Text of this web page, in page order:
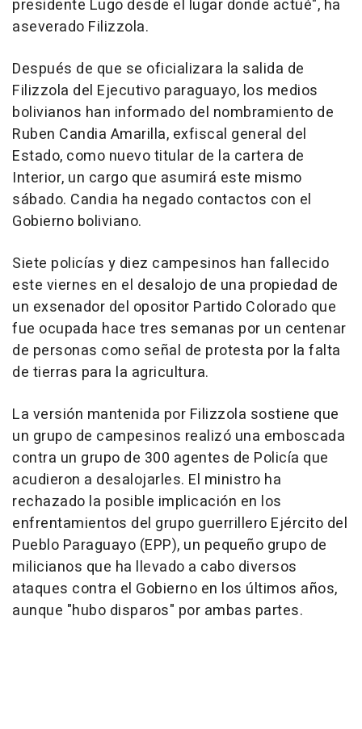
presidente Lugo desde el lugar donde actué", ha
aseverado Filizzola.
Después de que se oficializara la salida de
Filizzola del Ejecutivo paraguayo, los medios
bolivianos han informado del nombramiento de
Ruben Candia Amarilla, exfiscal general del
Estado, como nuevo titular de la cartera de
Interior, un cargo que asumirá este mismo
sábado. Candia ha negado contactos con el
Gobierno boliviano.
Siete policías y diez campesinos han fallecido
este viernes en el desalojo de una propiedad de
un exsenador del opositor Partido Colorado que
fue ocupada hace tres semanas por un centenar
de personas como señal de protesta por la falta
de tierras para la agricultura.
La versión mantenida por Filizzola sostiene que
un grupo de campesinos realizó una emboscada
contra un grupo de 300 agentes de Policía que
acudieron a desalojarles. El ministro ha
rechazado la posible implicación en los
enfrentamientos del grupo guerrillero Ejército del
Pueblo Paraguayo (EPP), un pequeño grupo de
milicianos que ha llevado a cabo diversos
ataques contra el Gobierno en los últimos años,
aunque "hubo disparos" por ambas partes.